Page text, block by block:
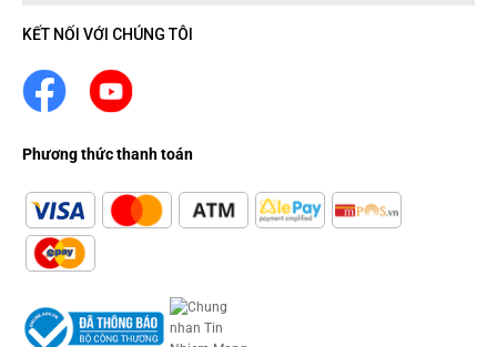
KẾT NỐI VỚI CHÚNG TÔI
Phương thức thanh toán